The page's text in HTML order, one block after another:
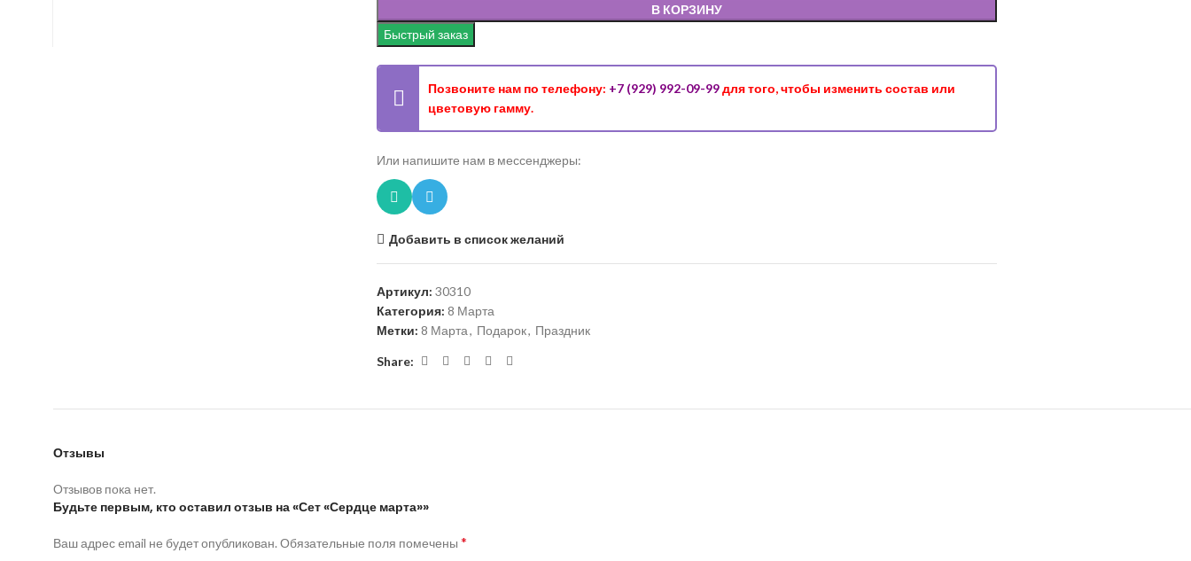
В КОРЗИНУ
Быстрый заказ
Позвоните нам по телефону: +7 (929) 992-09-99для того, чтобы изменить состав или
цветовую гамму.
Или напишите нам в мессенджеры:
Добавить в список желаний
Артикул: 30310
Категория: 8 Марта
Метки: 8 Марта, Подарок, Праздник
Share:
Отзывы
Отзывов пока нет.
Будьте первым, кто оставил отзыв на «Сет «Сердце марта»»
Ваш адрес email не будет опубликован. Обязательные поля помечены *